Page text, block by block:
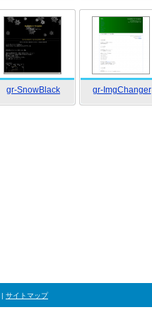
gr-SnowBlack gr-ImgChanger
| サイトマップ